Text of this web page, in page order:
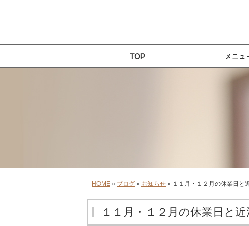
HOME » ブログ » お知らせ » １１月・１２月の休業日と
１１月・１２月の休業日と